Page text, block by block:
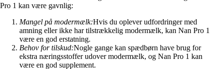
Pro 1 kan være gavnlig:
Mangel på modermælk:Hvis du oplever udfordringer med
amning eller ikke har tilstrækkelig modermælk, kan Nan Pro 1
være en god erstatning.
Behov for tilskud:Nogle gange kan spædbørn have brug for
ekstra næringsstoffer udover modermælk, og Nan Pro 1 kan
være en god supplement.